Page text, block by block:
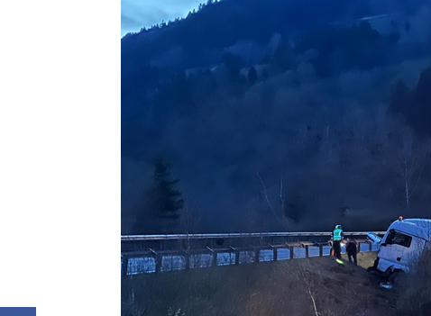
auf facebook teilen Pinterest